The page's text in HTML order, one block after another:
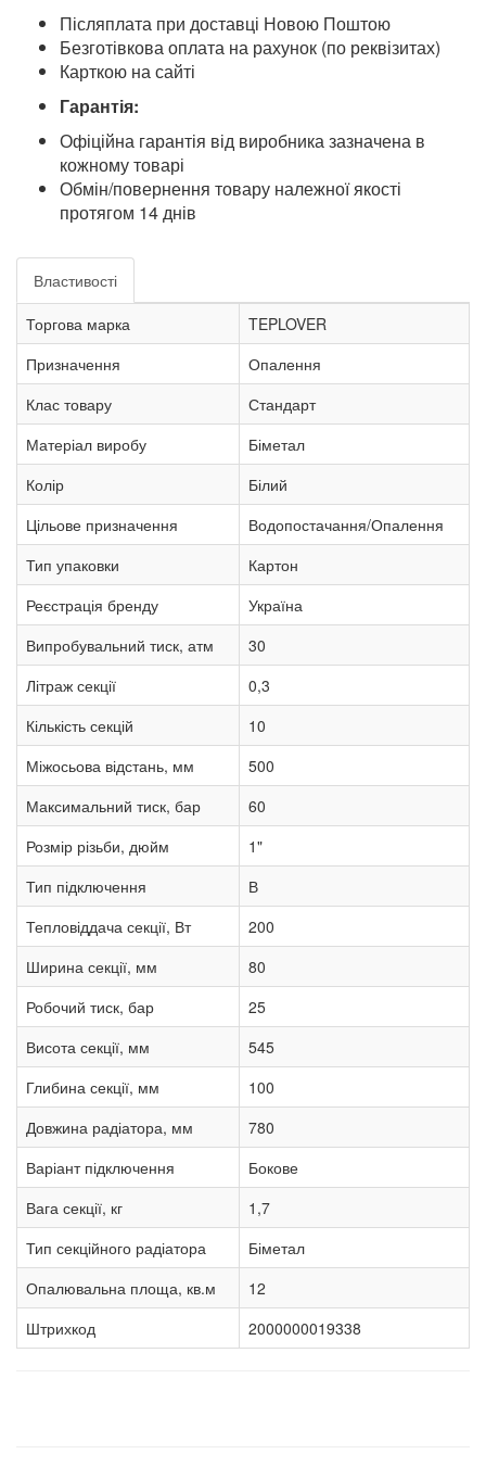
Післяплата при доставці Новою Поштою
Безготівкова оплата на рахунок (по реквізитах)
Карткою на сайті
Гарантія:
Офіційна гарантія від виробника зазначена в
кожному товарі
Обмін/повернення товару належної якості
протягом 14 днів
Властивості
Торгова марка
TEPLOVER
Призначення
Опалення
Клас товару
Стандарт
Матеріал виробу
Біметал
Колір
Білий
Цільове призначення
Водопостачання/Опалення
Тип упаковки
Картон
Реєстрація бренду
Україна
Випробувальний тиск, атм
30
Літраж секції
0,3
Кількість секцій
10
Міжосьова відстань, мм
500
Максимальний тиск, бар
60
Розмір різьби, дюйм
1"
Тип підключення
В
Тепловіддача секції, Вт
200
Ширина секції, мм
80
Робочий тиск, бар
25
Висота секції, мм
545
Глибина секції, мм
100
Довжина радіатора, мм
780
Варіант підключення
Бокове
Вага секції, кг
1,7
Тип секційного радіатора
Біметал
Опалювальна площа, кв.м
12
Штрихкод
2000000019338